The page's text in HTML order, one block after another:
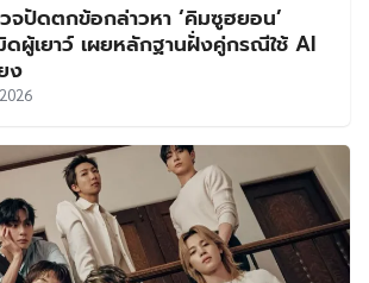
ปัดตกข้อกล่าวหา ‘คิมซูฮยอน’
ดผู้เยาว์ เผยหลักฐานฝั่งคู่กรณีใช้ AI
ง